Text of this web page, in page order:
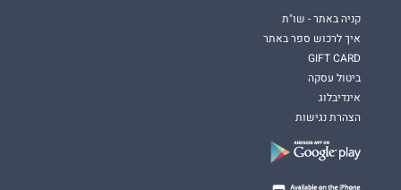
קניה באתר - שו"ת
איך לרכוש ספר באתר
GIFT CARD
ביטול עסקה
אינדיבלוג
הצהרת נגישות